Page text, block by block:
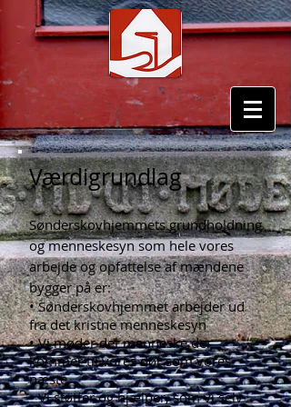
Værdigrundlag
Sønderskovhjemmets grundholdning
og menneskesyn som hele vores
arbejde og opfattelse af mændene
bygger på er:
• Sønderskovhjemmet arbejder ud
fra det kristne menneskesyn
• Vi møder det menneske der
kommer til vores dør som vores
næste
• Vi støtter og hjælper, som vi selv